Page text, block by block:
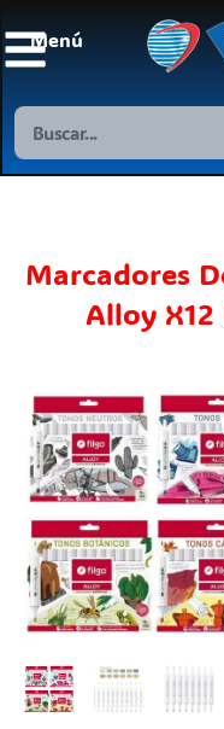
al
Menú
Search
Marcadores
Alloy